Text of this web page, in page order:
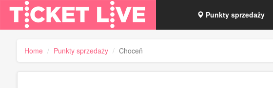
Punkty sprzedaży
TicketLIVE /
Home Punkty sprzedaży Choceň